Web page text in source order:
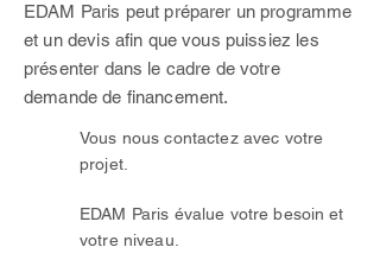
EDAM Paris peut préparer un programme
et un devis afin que vous puissiez les
présenter dans le cadre de votre
demande de financement.
Vous nous contactez avec votre
projet.
EDAM Paris évalue votre besoin et
votre niveau.